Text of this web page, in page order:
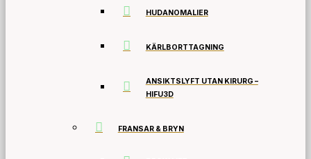
HUDANOMALIER
KÄRLBORTTAGNING
ANSIKTSLYFT UTAN KIRURG –
HIFU3D
FRANSAR & BRYN